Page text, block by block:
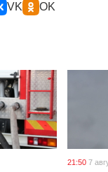
VK OK
21:50 7